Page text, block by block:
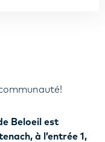
Beloeil est
à l’entrée 1,